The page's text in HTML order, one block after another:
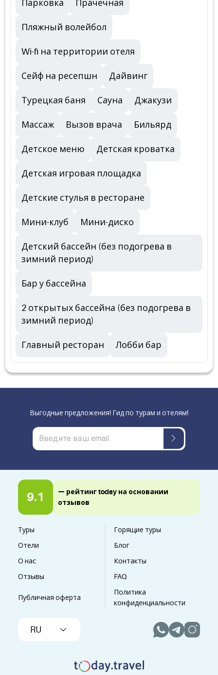
Парковка Прачечная
Пляжный волейбол
Wi-fi на территории отеля
Сейф на ресепшн Дайвинг
Турецкая баня Сауна Джакузи
Массаж Вызов врача Бильярд
Детское меню Детская кроватка
Детская игровая площадка
Детские стулья в ресторане
Мини-клуб Мини-диско
Детский бассейн (без подогрева в
зимний период)
Бар у бассейна
2 открытых бассейна (без подогрева в
зимний период)
Главный ресторан Лобби бар
9.1
— рейтинг today на основании
отзывов
Туры
Горящие туры
Отели
Блог
О нас
Контакты
Отзывы
FAQ
Публичная оферта
Политика
конфиденциальности
RU
Выгодные предложения! Гид по турам и отелям!